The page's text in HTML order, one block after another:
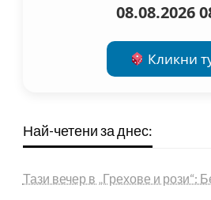
08.08.2026
Кликни
Най-четени за днес:
Тази вечер в „Грехове и рози“: